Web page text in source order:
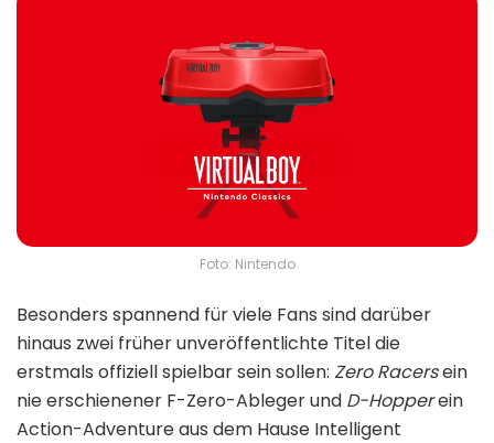
Foto: Nintendo
Besonders spannend für viele Fans sind darüber
hinaus zwei früher unveröffentlichte Titel die
erstmals offiziell spielbar sein sollen: Zero Racersein
nie erschienener F-Zero-Ableger und D-Hopperein
Action-Adventure aus dem Hause Intelligent